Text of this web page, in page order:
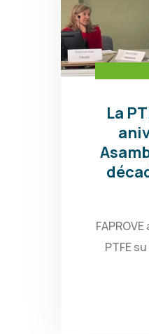
La
PTFE